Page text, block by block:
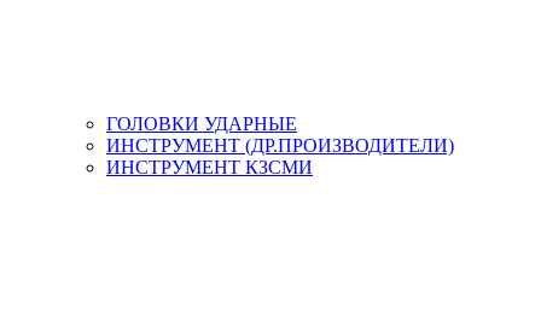
ГОЛОВКИ УДАРНЫЕ
ИНСТРУМЕНТ (ДР.ПРОИЗВОДИТЕЛИ)
ИНСТРУМЕНТ КЗСМИ